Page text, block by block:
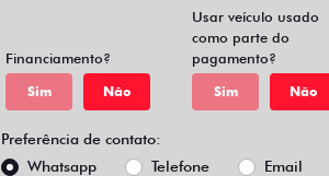
Financiamento?
Sim Não
Usar veículo usado
como parte do
pagamento?
Sim Não
Preferência de contato:
Whatsapp
Telefone Email